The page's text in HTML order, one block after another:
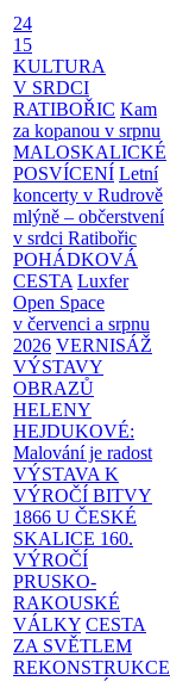
24
15
KULTURA
V SRDCI
RATIBOŘIC Kam
za kopanou v srpnu
MALOSKALICKÉ
POSVÍCENÍ Letní
koncerty v Rudrově
mlýně – občerstvení
v srdci Ratibořic
POHÁDKOVÁ
CESTA Luxfer
Open Space
v červenci a srpnu
2026 VERNISÁŽ
VÝSTAVY
OBRAZŮ
HELENY
HEJDUKOVÉ:
Malování je radost
VÝSTAVA K
VÝROČÍ BITVY
1866 U ČESKÉ
SKALICE 160.
VÝROČÍ
PRUSKO-
RAKOUSKÉ
VÁLKY CESTA
ZA SVĚTLEM
REKONSTRUKCE